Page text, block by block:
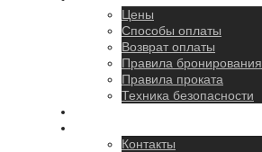
Цены
Способы оплаты
Возврат оплаты
Правила бронирования
Правила проката
Техника безопасности
Контакты